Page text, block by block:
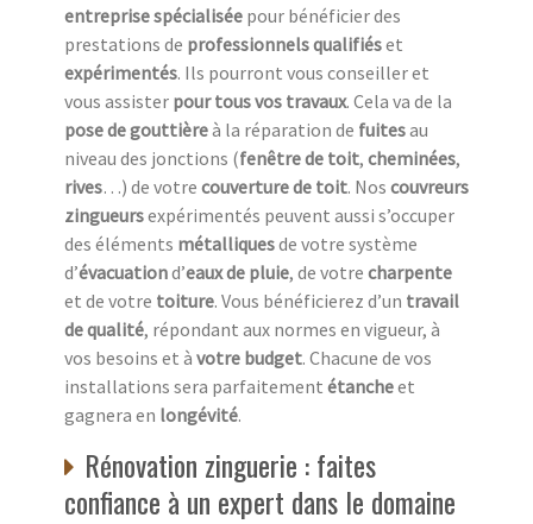
entreprise spécialisée pour bénéficier des
prestations de professionnels qualifiéset
expérimentés. Ils pourront vous conseiller et
vous assister pour tous vos travaux. Cela va de la
pose de gouttièreà la réparation de fuitesau
niveau des jonctions (fenêtre de toit, cheminées,
rives…) de votre couverture de toit. Nos couvreurs
zingueursexpérimentés peuvent aussi s’occuper
des éléments métalliquesde votre système
d’évacuationd’eaux de pluie, de votre charpente
et de votre toiture. Vous bénéficierez d’un travail
de qualité, répondant aux normes en vigueur, à
vos besoins et à votre budget. Chacune de vos
installations sera parfaitement étancheet
gagnera en longévité.
Rénovation zinguerie : faites
confiance à un expert dans le domaine